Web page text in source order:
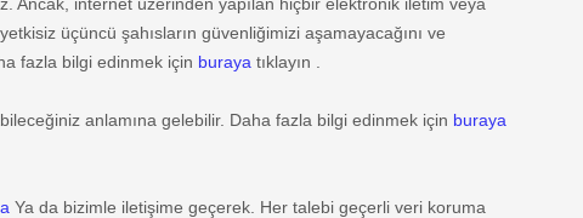
üçüncü şahısların güvenliğimizi aşamayacağını ve
fazla bilgi edinmek için buraya tıklayın .
anlamına gelebilir. Daha fazla bilgi edinmek için buraya
Ya da bizimle iletişime geçerek. Her talebi geçerli veri koruma